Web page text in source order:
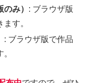
み） : ブラウザ版
す。
: ブラウザ版で作品